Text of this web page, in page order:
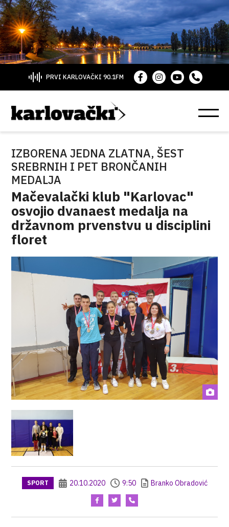
PRVI KARLOVAČKI 90.1FM
IZBORENA JEDNA ZLATNA, ŠEST
SREBRNIH I PET BRONČANIH
MEDALJA
Mačevalački klub "Karlovac"
osvojio dvanaest medalja na
državnom prvenstvu u disciplini
floret
SPORT 20.10.2020 9:50 Branko Obradović